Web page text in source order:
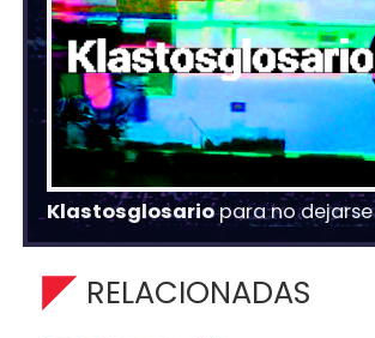
Klastosglosariopara no dejarse
RELACIONADAS